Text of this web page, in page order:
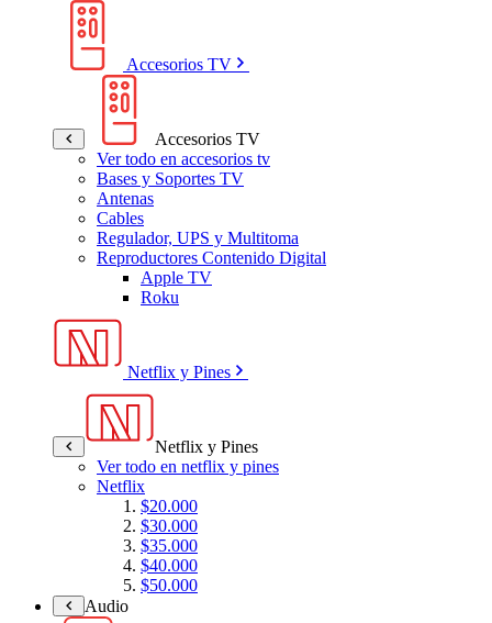
Accesorios TV
Accesorios TV
Ver todo en accesorios tv
Bases y Soportes TV
Antenas
Cables
Regulador, UPS y Multitoma
Reproductores Contenido Digital
Apple TV
Roku
Netflix y Pines
Netflix y Pines
Ver todo en netflix y pines
Netflix
$20.000
$30.000
$35.000
$40.000
$50.000
Audio